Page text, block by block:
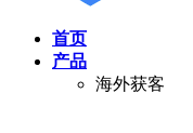
首页
产品
海外获客